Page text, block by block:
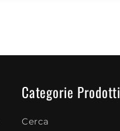
Categorie Prodotti
Cerca